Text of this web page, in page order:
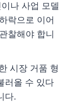
나 사업 모델
락으로 이어
찰해야 합니
시장 거품 형
러올 수 있다
다.